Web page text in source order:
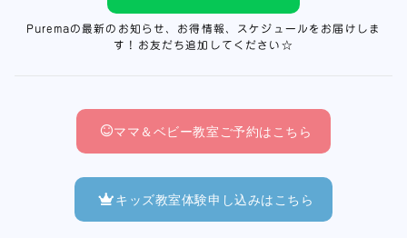
Puremaの最新のお知らせ、お得情報、スケジュールをお届けしま
す！お友だち追加してください☆
ママ＆ベビー教室ご予約はこちら
キッズ教室体験申し込みはこちら